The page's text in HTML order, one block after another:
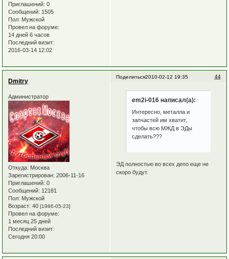
Приглашений: 0
Сообщений: 1505
Пол: Мужской
Провел на форуме:
14 дней 6 часов
Последний визит:
2016-03-14 12:02
Поделиться 44
2010-02-12 19:35
Dmitry
Администратор
Откуда: Москва
Зарегистрирован: 2006-11-16
Приглашений: 0
Сообщений: 12181
Пол: Мужской
Возраст: 40[1986-05-23]
Провел на форуме:
1 месяц 25 дней
Последний визит:
Сегодня 20:00
em2i-016 написал(а):
Интересно, металла и
запчастей им хватит,
чтобы всю МЖД в ЭДы
сделать???
ЭД полностью во всех депо еще не
скоро будут.